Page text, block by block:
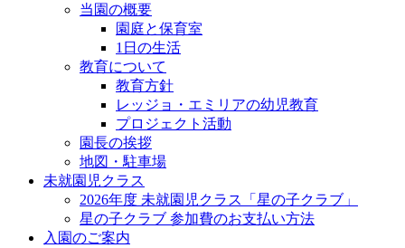
当園の概要
園庭と保育室
1日の生活
教育について
教育方針
レッジョ・エミリアの幼児教育
プロジェクト活動
園長の挨拶
地図・駐車場
未就園児クラス
2026年度 未就園児クラス「星の子クラブ」
星の子クラブ 参加費のお支払い方法
入園のご案内